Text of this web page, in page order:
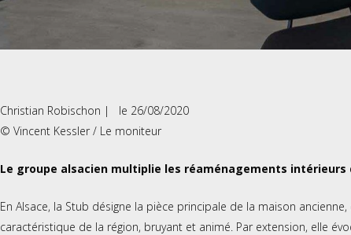
Christian Robischon | le 26/08/2020
© Vincent Kessler / Le moniteur
Le groupe alsacien multiplie les réaménagements
En Alsace, la Stub désigne la pièce principale de la maison
caractéristique de la région, bruyant et animé. Par extension, elle